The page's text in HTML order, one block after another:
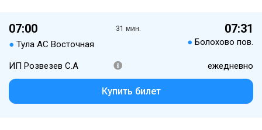
07:00
● Тула АС Восточная
31 мин. 07:31
● Болохово пов.
ИП Розвезев С.А ежедневно
Купить билет